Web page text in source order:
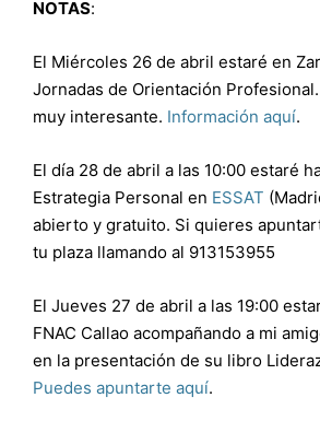
NOTAS:
El Miércoles 26 de abril estaré en
Jornadas de Orientación
muy interesante. Información aquí.
El día 28 de abril a las 10:00 estaré
Estrategia Personal en ESSAT
abierto y gratuito. Si quieres
tu plaza llamando al 913153955
El Jueves 27 de abril a las 19:00
FNAC Callao acompañando a mi
en la presentación de su libro
Puedes apuntarte aquí.